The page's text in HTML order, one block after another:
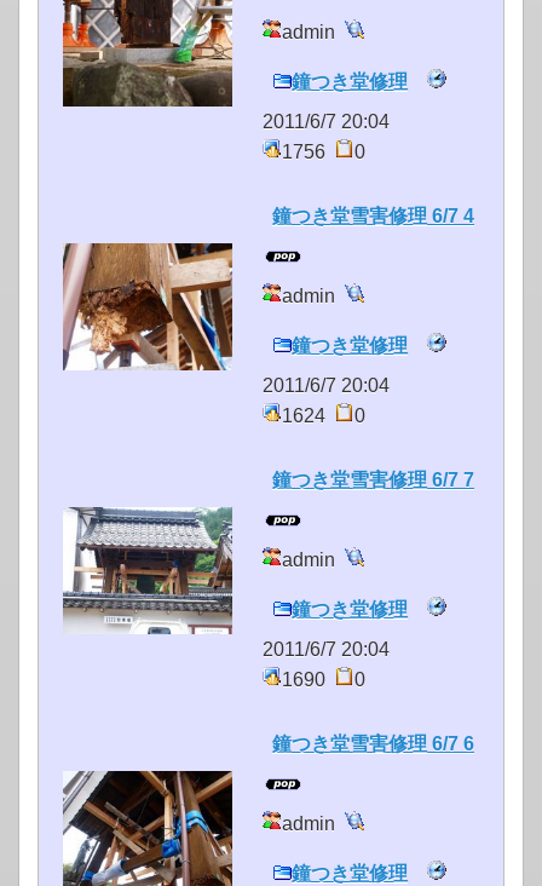
admin
鐘つき堂修理
2011/6/7 20:04
1756
0
鐘つき堂雪害修理 6/7 4
admin
鐘つき堂修理
2011/6/7 20:04
1624
0
鐘つき堂雪害修理 6/7 7
admin
鐘つき堂修理
2011/6/7 20:04
1690
0
鐘つき堂雪害修理 6/7 6
admin
鐘つき堂修理